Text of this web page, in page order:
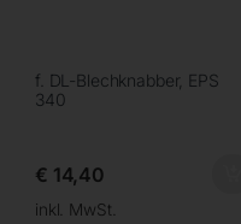
f. DL-Blechknabber, EPS
340
€ 14,40
inkl. MwSt.